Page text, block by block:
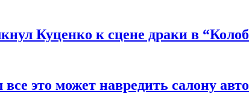
Куценко к сцене драки в
это может навредить салону